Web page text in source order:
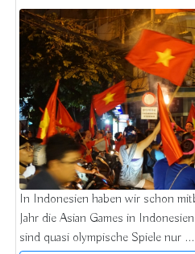
In Indonesien haben wir schon
Jahr die Asian Games in
sind quasi olympische Spiele nur ...